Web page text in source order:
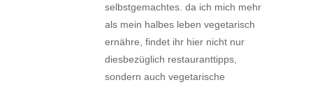
selbstgemachtes. da ich mich mehr
als mein halbes leben vegetarisch
ernähre, findet ihr hier nicht nur
diesbezüglich restauranttipps,
sondern auch vegetarische